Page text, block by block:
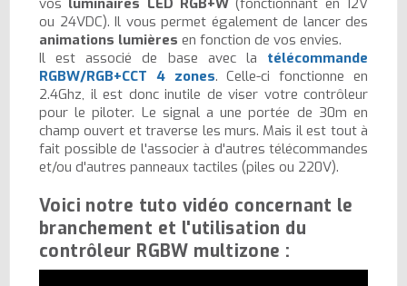
ou 24VDC). Il vous permet également de lancer des
animations lumières en fonction de vos envies.
Il est associé de base avec la télécommande
RGBW/RGB+CCT 4 zones. Celle-ci fonctionne en
2.4Ghz, il est donc inutile de viser votre contrôleur
pour le piloter. Le signal a une portée de 30m en
champ ouvert et traverse les murs. Mais il est tout à
fait possible de l'associer à d'autres télécommandes
et/ou d'autres panneaux tactiles (piles ou 220V).
Voici notre tuto vidéo concernant le
branchement et l'utilisation du
contrôleur RGBW multizone :